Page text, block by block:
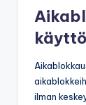
käyttö
ilman